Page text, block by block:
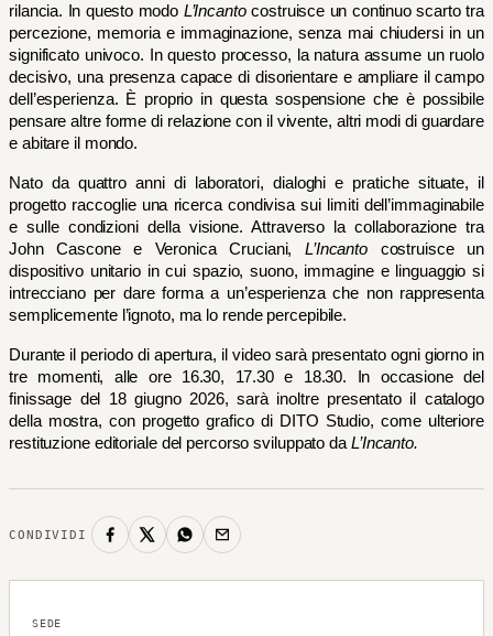
rilancia. In questo modo L’Incanto costruisce un continuo scarto tra
percezione, memoria e immaginazione, senza mai chiudersi in un
significato univoco. In questo processo, la natura assume un ruolo
decisivo, una presenza capace di disorientare e ampliare il campo
dell’esperienza. È proprio in questa sospensione che è possibile
pensare altre forme di relazione con il vivente, altri modi di guardare
e abitare il mondo.
Nato da quattro anni di laboratori, dialoghi e pratiche situate, il
progetto raccoglie una ricerca condivisa sui limiti dell’immaginabile
e sulle condizioni della visione. Attraverso la collaborazione tra
John Cascone e Veronica Cruciani, L’Incanto costruisce un
dispositivo unitario in cui spazio, suono, immagine e linguaggio si
intrecciano per dare forma a un’esperienza che non rappresenta
semplicemente l’ignoto, ma lo rende percepibile.
Durante il periodo di apertura, il video sarà presentato ogni giorno in
tre momenti, alle ore 16.30, 17.30 e 18.30. In occasione del
finissage del 18 giugno 2026, sarà inoltre presentato il catalogo
della mostra, con progetto grafico di DITO Studio, come ulteriore
restituzione editoriale del percorso sviluppato da L’Incanto.
CONDIVIDI
SEDE